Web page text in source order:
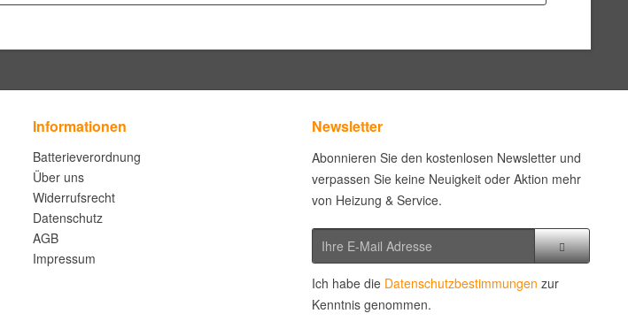
Informationen
Batterieverordnung
Über uns
Widerrufsrecht
Datenschutz
AGB
Impressum
Newsletter
Abonnieren Sie den kostenlosen Newsletter und
verpassen Sie keine Neuigkeit oder Aktion mehr
von Heizung & Service.
Ich habe die Datenschutzbestimmungen zur
Kenntnis genommen.